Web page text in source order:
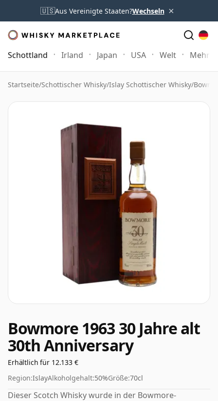
🇺🇸Aus Vereinigte Staaten?Wechseln ×
Schottland Irland Japan USA Welt Mehr
Startseite/Schottischer Whisky/Islay Schottischer Whisky/
Bowmore 1963 30 Jahre alt
30th Anniversary
Erhältlich für 12.133 €
Region:IslayAlkoholgehalt:50%Größe:70cl
Dieser Scotch Whisky wurde in der Bowmore-